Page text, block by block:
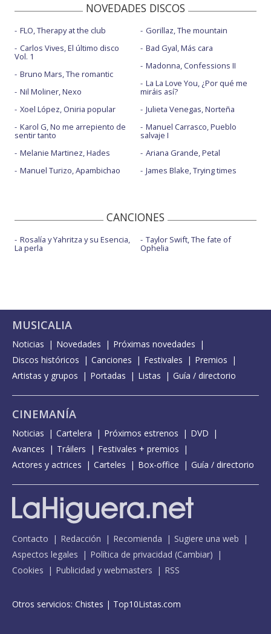
NOVEDADES DISCOS
FLO, Therapy at the club
Carlos Vives, El último disco
Vol. 1
Bruno Mars, The romantic
Nil Moliner, Nexo
Xoel López, Oniria popular
Karol G, No me arrepiento de
sentir tanto
Melanie Martinez, Hades
Manuel Turizo, Apambichao
Gorillaz, The mountain
Bad Gyal, Más cara
Madonna, Confessions II
La La Love You, ¿Por qué me
miráis así?
Julieta Venegas, Norteña
Manuel Carrasco, Pueblo
salvaje I
Ariana Grande, Petal
James Blake, Trying times
CANCIONES
Rosalía y Yahritza y su Esencia,
La perla
Taylor Swift, The fate of
Ophelia
MUSICALIA
Noticias Novedades
Próximas novedades
Discos históricos
Canciones Festivales
Premios
Artistas y grupos
Portadas Listas Guía / directorio
CINEMANÍA
Noticias Cartelera Próximos estrenos
DVD
Avances
Tráilers
Festivales + premios
Actores y actrices
Carteles Box-office Guía / directorio
Contacto Redacción Recomienda
Sugiere una web
Aspectos legales
Política de privacidad (Cambiar)
Cookies
Publicidad y webmasters RSS
Otros servicios: Chistes | Top10Listas.com